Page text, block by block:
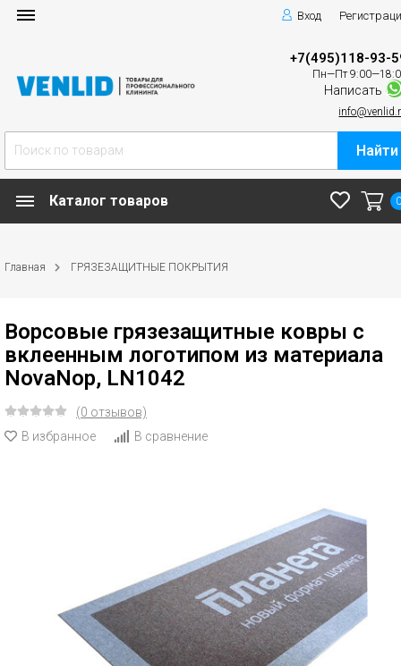
Вход
+7(495)118-93-
Пн—Пт
Написать
Найти
Каталог товаров
Главная ГРЯЗЕЗАЩИТНЫЕ ПОКРЫТИЯ
Ворсовые грязезащитные ковры с
вклеенным логотипом из материала
NovaNop, LN1042
(0 отзывов)
В избранное
В сравнение